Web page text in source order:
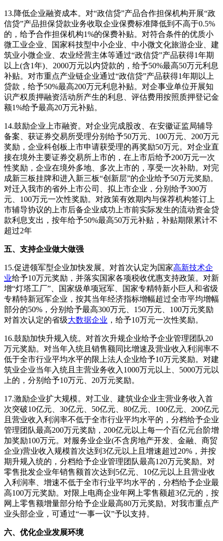
13.降低企业融资成本。对“政信贷”产品合作担保机构开展“政
信贷”产品担保贷款业务收取企业保费标准降低到不高于0.5%
的，给予合作担保机构1%的保费补贴。对符合条件的优质小
微工业企业、国家科技型中小企业、中小微文化旅游企业、建
筑业小微企业、农业经营主体等通过“政信贷”产品获得1年期
以上(含1年)、2000万元以内贷款的，给予50%最高50万元利息
补贴。对市重点产业链企业通过“政信贷”产品获得1年期以上
贷款，给予50%最高200万元利息补贴。对企事业单位开展知
识产权质押融资活动所产生的利息、评估费用按照质押登记金
额1%给予最高20万元补贴。
14.鼓励企业上市融资。对企业完成股改、在安徽证监局辅导
备案、获证券交易所受理分别给予50万元、100万元、200万元
奖励，企业科创板上市申请获受理的再奖励50万元。对企业直
接在境外主要证券交易所上市的，在上市后给予200万元一次
性奖励，企业在境外多地、多次上市的，享受一次补助。对完
成新三板挂牌和进入新三板“创新层”的企业给予50万元奖励。
对迁入我市的省外上市公司、拟上市企业，分别给予300万
元、100万元一次性奖励。对政策有效期内与保荐机构签订上
市辅导协议的上市后备企业成功上市前实际发生的流动资金贷
款利息支出，按年给予50%最高50万元补贴，补贴期限累计不
超过2年
五、支持企业做大做强
15.促进领军型企业加快发展。对首次认定为国家高新技术企
业给予10万元奖励，并落实国家各项税收优惠支持政策。对新
增“灯塔工厂”、国家级单项冠军、国家专精特新小巨人和省级
专精特新冠军企业，按其当年经济指标增幅超过全市平均增幅
部分的50%，分别给予最高300万元、150万元、100万元奖励
对首次认定的省级大数据企业 ，给予10万元一次性奖励。
16.鼓励加快升规入统。对首次升规企业给予企业管理团队20
万元奖励。对当年入统且销售额同比增速及营业收入利润率不
低于全市行业平均水平的限上法人企业给予10万元奖励。对建
筑业企业当年入统且主营业务收入1000万元以上、5000万元以
上的，分别给予10万元、20万元奖励。
17.激励企业扩大规模。对工业、建筑业企业主营业务收入首
次突破10亿元、30亿元、50亿元、80亿元、100亿元、200亿元
且营业收入利润率不低于全市行业平均水平的，分档给予企业
管理团队最高200万元奖励，200亿元以上每一个百亿元台阶增
加奖励100万元。对服务业企业(不含房地产开发、金融、商贸
企业)营业收入规模首次达到3亿元以上且增速超过20%，并按
期升规入统的，分档给予企业管理团队最高120万元奖励。对
零售批发企业年销售额首次达到5亿元、10亿元以上且营业收
入利润率、增速不低于全市行业平均水平的，分档给予企业最
高100万元奖励。对限上电商企业年网上零售额超3亿元的，按
网上零售额增量部分给予企业最高80万元奖励。对我市重点产
业头部企业，可通过“一事一议”予以支持。
六、优化企业发展环境